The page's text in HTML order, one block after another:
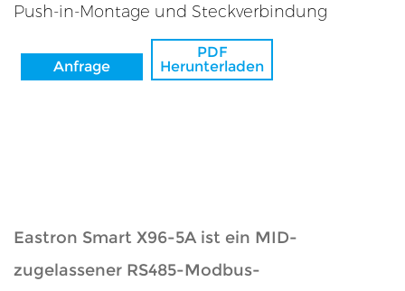
Push-in-Montage und Steckverbindung
Anfrage
PDF
Herunterladen
Eastron Smart X96-5A ist ein MID-
zugelassener RS485-Modbus-